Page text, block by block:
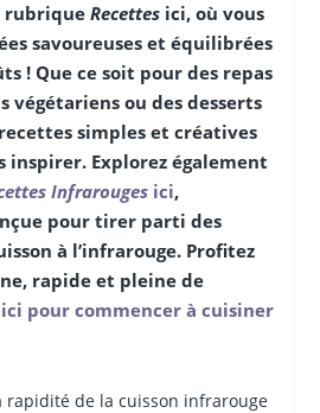
rubriqueRecettes ici, où vous
savoureuses et équilibrées
! Que ce soit pour des repas
végétariens ou des desserts
simples et créatives
inspirer. Explorez également
Infrarouges ici,
pour tirer parti des
à l’infrarouge. Profitez
rapide et pleine de
pour commencer à cuisiner
rapidité de la cuisson infrarouge